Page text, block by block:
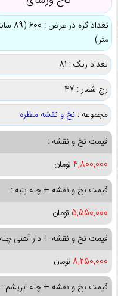
تعداد گره در
متر)
تعداد رنگ : 81
رج شمار : 47
مجموعه : نخ و نقشه منظره
قیمت نخ و نقشه :
4,800,000 تومان
قیمت نخ و نقشه + چله پنبه :
5,550,000 تومان
قیمت نخ و نقشه + دار آهنی
8,250,000 تومان
قیمت نخ و نقشه + چله ابریشم :